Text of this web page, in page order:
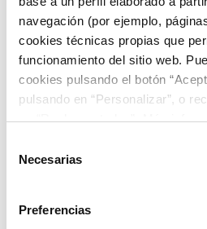
navegación (por ejemplo,
cookies técnicas propias que
funcionamiento del sitio web.
cookies pulsando el botón
pulsando en “Personalizar”, o
en “Rechazar todas”. Más
Necesarias
Preferencias
Exterior
Interior